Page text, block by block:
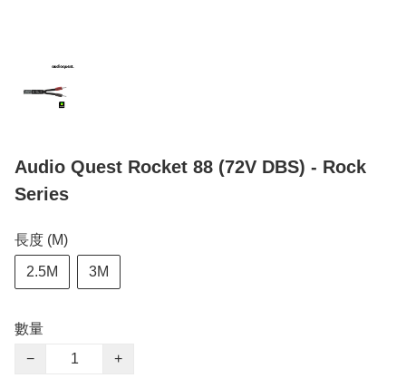
Audio Quest Rocket 88 (72V DBS) - Rock
Series
長度 (M)
2.5M 3M
數量
−
+